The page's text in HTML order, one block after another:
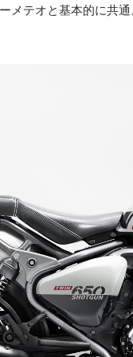
メテオと基本的に共